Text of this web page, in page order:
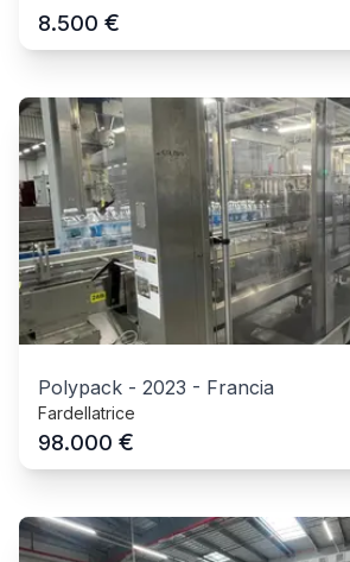
8.500 €
Polypack - 2023 - Francia
Fardellatrice
98.000 €